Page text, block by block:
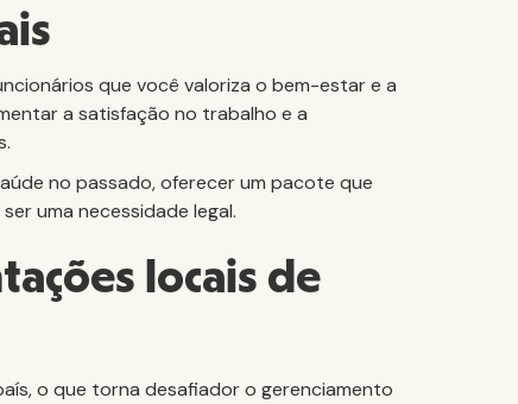
que você valoriza o bem-estar e a
a satisfação no trabalho e a
no passado, oferecer um pacote que
uma necessidade legal.
locais de
o que torna desafiador o gerenciamento